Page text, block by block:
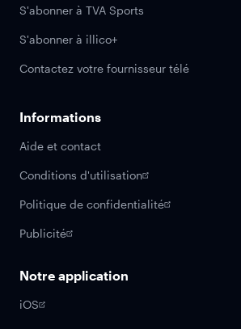
S'abonner à TVA Sports
S'abonner à illico+
Contactez votre fournisseur télé
Informations
Aide et contact
Conditions d'utilisation
Politique de confidentialité
Publicité
Notre application
iOS